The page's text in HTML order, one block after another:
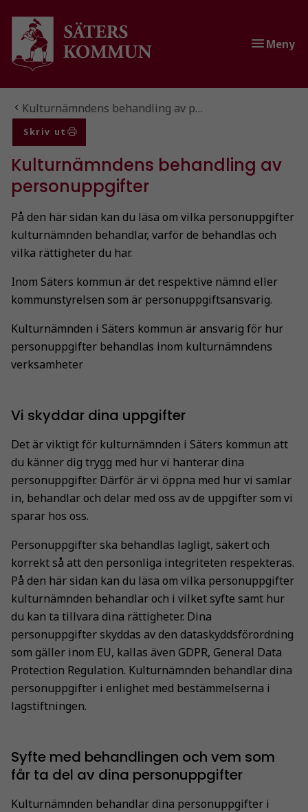
Gå till innehåll
Gå till huvudmeny
Gå till sidomeny
Meny
Du är här:
Kulturnämndens behandling av p…
Skriv ut
Kulturnämndens behandling av
personuppgifter
På den här sidan kan du läsa om vilka personuppgifter
kulturnämnden behandlar, varför de behandlas och
vilka rättigheter du har.
Inom Säters kommun är det respektive nämnd eller
kommunstyrelsen som är personuppgiftsansvarig.
Kulturnämnden i Säters kommun är ansvarig för hur
personuppgifter behandlas inom kulturnämndens
verksamheter
Vi skyddar dina uppgifter
Det är viktigt för kulturnämnden i Säters kommun att
du känner dig trygg med hur vi hanterar dina
personuppgifter. Därför är vi öppna med hur vi samlar
in, behandlar och delar med oss av de uppgifter som vi
sparar hos oss.
Personuppgifter ska behandlas lagligt, säkert och
korrekt så att den personliga integriteten respekteras.
På den här sidan kan du läsa om vilka personuppgifter
kulturnämnden behandlar och i vilket syfte samt hur
du kan ta tillvara dina rättigheter. Dina
personuppgifter skyddas av den dataskyddsförordning
som gäller inom EU, kallas även GDPR, General Data
Protection Regulation. Kulturnämnden behandlar dina
personuppgifter i enlighet med bestämmelserna i
lagstiftningen.
Syfte med behandlingen och vem som
får ta del av dina personuppgifter
Kulturnämnden behandlar dina personuppgifter i